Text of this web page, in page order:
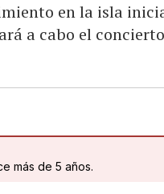
en la isla
a cabo el
más de 5 años.